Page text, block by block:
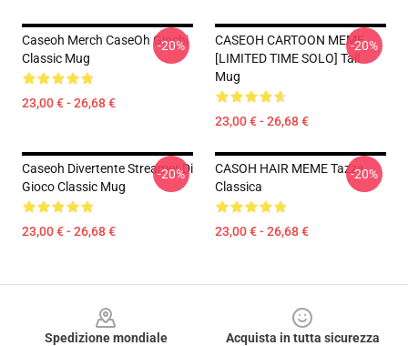
Caseoh Merch CaseOh Giochi
Classic Mug
23,00 € - 26,68 €
-20%
CASEOH CARTOON MEME
[LIMITED TIME SOLO] Tall
Mug
23,00 € - 26,68 €
-20%
Caseoh Divertente Streamer Di
Gioco Classic Mug
23,00 € - 26,68 €
-20%
CASOH HAIR MEME Tazza
Classica
23,00 € - 26,68 €
-20%
Spedizione mondiale
Acquista in tutta sicurezza